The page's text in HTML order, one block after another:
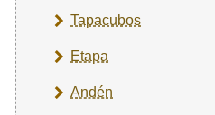
Tapacubos
Etapa
Andén